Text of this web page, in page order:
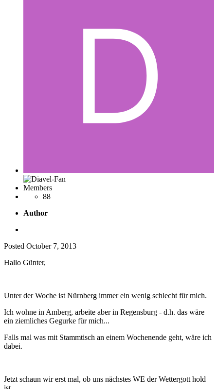
Members
88
Author
Posted October 7, 2013
Hallo Günter,
Unter der Woche ist Nürnberg immer ein wenig schlecht für mich.
Ich wohne in Amberg, arbeite aber in Regensburg - d.h. das wäre
ein ziemliches Gegurke für mich...
Falls mal was mit Stammtisch an einem Wochenende geht, wäre ich
dabei.
Jetzt schaun wir erst mal, ob uns nächstes WE der Wettergott hold